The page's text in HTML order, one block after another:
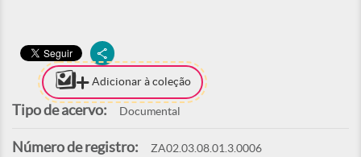
Adicionar à coleção
Tipo de acervo: Documental
Número de registro: ZA02.03.08.01.3.0006